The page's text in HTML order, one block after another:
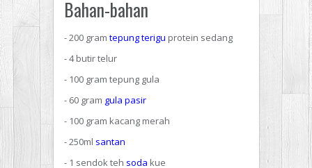
Bahan-bahan
- 200 gram tepung terigu protein sedang
- 4 butir telur
- 100 gram tepung gula
- 60 gram gula pasir
- 100 gram kacang merah
- 250ml santan
- 1 sendok teh soda kue